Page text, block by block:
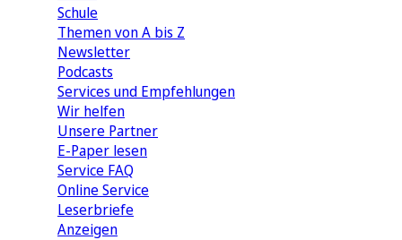
Schule
Themen von A bis Z
Newsletter
Podcasts
Services und Empfehlungen
Wir helfen
Unsere Partner
E-Paper lesen
Service FAQ
Online Service
Leserbriefe
Anzeigen